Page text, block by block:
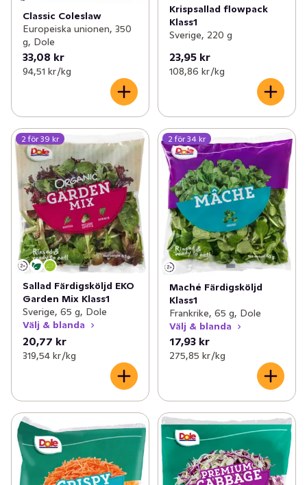
Classic Coleslaw
Europeiska unionen, 350
g, Dole
33,08 kr
94,51 kr /kg
Krispsallad flowpack
Klass1
Sverige, 220 g
23,95 kr
108,86 kr /kg
2 för 39 kr
Sallad Färdigsköljd EKO
Garden Mix Klass1
Sverige, 65 g, Dole
Välj & blanda
20,77 kr
319,54 kr /kg
2 för 34 kr
Maché Färdigsköljd
Klass1
Frankrike, 65 g, Dole
Välj & blanda
17,93 kr
275,85 kr /kg